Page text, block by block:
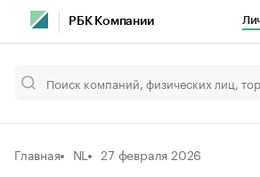
РБК Компании
Главная NL 27 февраля 2026